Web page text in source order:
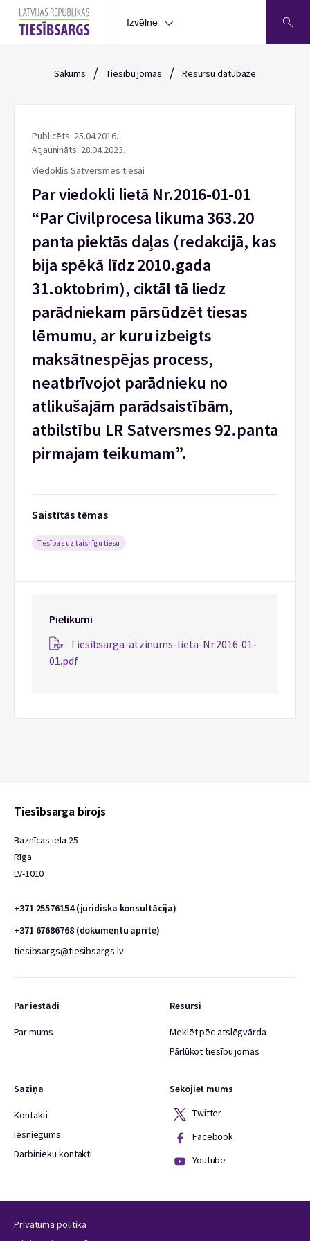
Izvēlne
Sākums / Tiesību jomas / Resursu datubāze
Publicēts: 25.04.2016.
Atjaunināts: 28.04.2023.
Viedoklis Satversmes tiesai
Par viedokli lietā Nr.2016-01-01
“Par Civilprocesa likuma 363.20
panta piektās daļas (redakcijā, kas
bija spēkā līdz 2010.gada
31.oktobrim), ciktāl tā liedz
parādniekam pārsūdzēt tiesas
lēmumu, ar kuru izbeigts
maksātnespējas process,
neatbrīvojot parādnieku no
atlikušajām parādsaistībām,
atbilstību LR Satversmes 92.panta
pirmajam teikumam”.
Saistītās tēmas
Tiesības uz taisnīgu tiesu
Pielikumi
Tiesibsarga-atzinums-lieta-Nr.2016-01-
01.pdf
Tiesībsarga birojs
Baznīcas iela 25
Rīga
LV-1010
+371 25576154 (juridiska konsultācija)
+371 67686768 (dokumentu aprite)
tiesibsargs@tiesibsargs.lv
Par iestādi
Par mums
Resursi
Meklēt pēc atslēgvārda
Pārlūkot tiesību jomas
Saziņa
Kontakti
Iesniegums
Darbinieku kontakti
Sekojiet mums
Twitter
Facebook
Youtube
Privātuma politika